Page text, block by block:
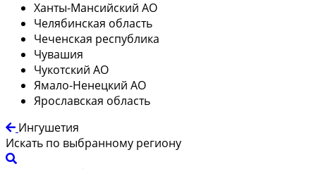
Ханты-Мансийский АО
Челябинская область
Чеченская республика
Чувашия
Чукотский АО
Ямало-Ненецкий АО
Ярославская область
Ингушетия
Искать по выбранному региону